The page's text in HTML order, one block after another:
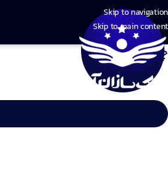
Skip to navigation
Skip to main content
چیزی یافت نشد
با عرض پوزش، اما نتیجه ای برای درخواست